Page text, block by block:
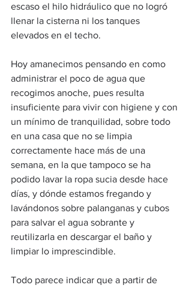
escaso el hilo hidráulico que no logró
llenar la cisterna ni los tanques
elevados en el techo.
Hoy amanecimos pensando en como
administrar el poco de agua que
recogimos anoche, pues resulta
insuficiente para vivir con higiene y con
un mínimo de tranquilidad, sobre todo
en una casa que no se limpia
correctamente hace más de una
semana, en la que tampoco se ha
podido lavar la ropa sucia desde hace
días, y dónde estamos fregando y
lavándonos sobre palanganas y cubos
para salvar el agua sobrante y
reutilizarla en descargar el baño y
limpiar lo imprescindible.
Todo parece indicar que a partir de